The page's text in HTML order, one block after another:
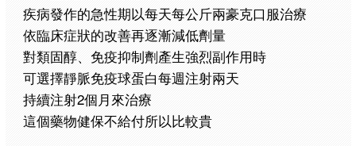
疾病發作的急性期以每天每公斤兩豪克口服治療
依臨床症狀的改善再逐漸減低劑量
對類固醇、免疫抑制劑產生強烈副作用時
可選擇靜脈免疫球蛋白每週注射兩天
持續注射2個月來治療
這個藥物健保不給付所以比較貴